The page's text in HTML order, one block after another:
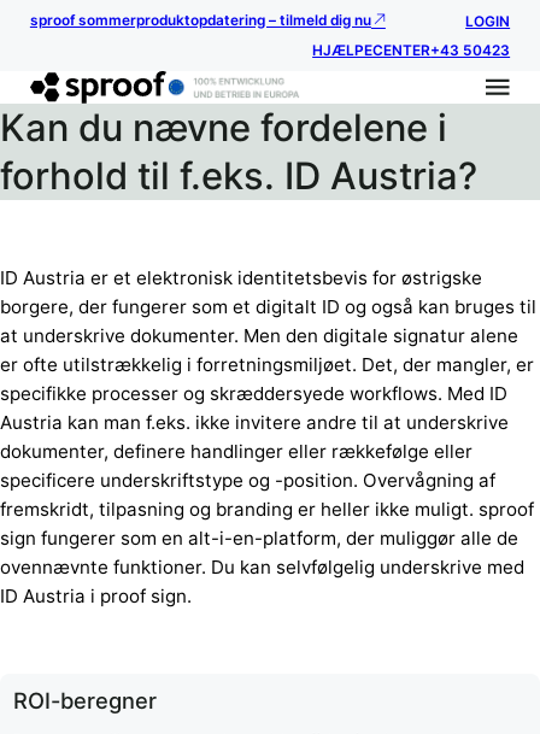
sproof sommerproduktopdatering – tilmeld dig nu
LOGIN
HJÆLPECENTER+43 50423
Kan du nævne fordelene i
forhold til f.eks. ID Austria?
ID Austria er et elektronisk identitetsbevis for østrigske
borgere, der fungerer som et digitalt ID og også kan bruges til
at underskrive dokumenter. Men den digitale signatur alene
er ofte utilstrækkelig i forretningsmiljøet. Det, der mangler, er
specifikke processer og skræddersyede workflows. Med ID
Austria kan man f.eks. ikke invitere andre til at underskrive
dokumenter, definere handlinger eller rækkefølge eller
specificere underskriftstype og -position. Overvågning af
fremskridt, tilpasning og branding er heller ikke muligt. sproof
sign fungerer som en alt-i-en-platform, der muliggør alle de
ovennævnte funktioner. Du kan selvfølgelig underskrive med
ID Austria i proof sign.
ROI-beregner